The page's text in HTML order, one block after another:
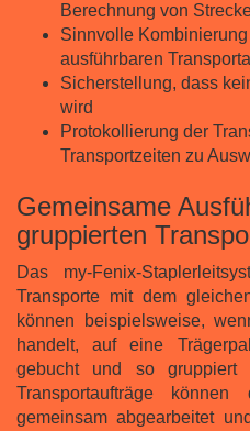
Berechnung von
Sinnvolle
ausführbaren
Sicherstellung, dass
wird
Protokollierung der
Transportzeiten zu
Gemeinsame
gruppierten
Das my-Fenix-
Transporte mit dem
können beispielsweise,
handelt, auf eine
gebucht und so gruppiert
Transportaufträge
gemeinsam abgearbeitet